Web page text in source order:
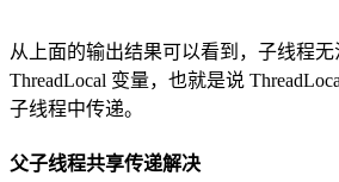
从上面的输出结果可以看到，子线程
ThreadLocal 变量，也就是说
子线程中传递。
父子线程共享传递解决